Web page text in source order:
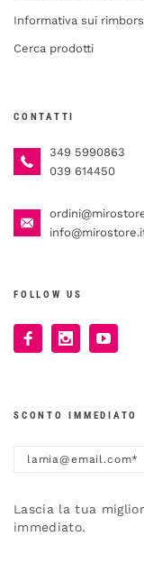
Informativa sui
Cerca prodotti
CONTATTI
349 5990863
039 614450
FOLLOW US
SCONTO IMMEDIATO
Lascia la tua
immediato.